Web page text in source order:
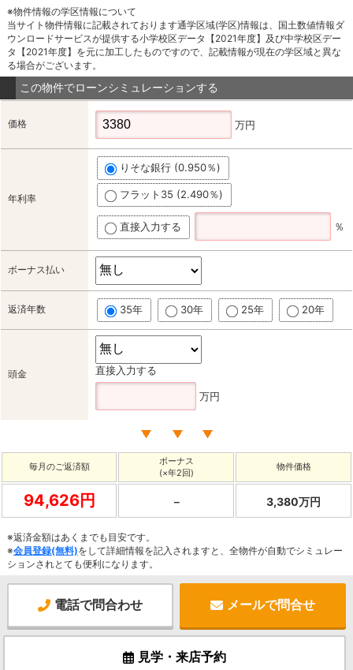
※物件情報の学区情報について
当サイト物件情報に記載されております通学区域(学区)情報は、国土数値情報ダ
ウンロードサービスが提供する小学校区データ【2021年度】及び中学校区デー
タ【2021年度】を元に加工したものですので、記載情報が現在の学区域と異な
る場合がございます。
この物件でローンシミュレーションする
価格 万円
年利率
りそな銀行 (0.950％)
フラット35 (2.490％)
直接入力する ％
ボーナス払い
返済年数 35年 30年 25年 20年
頭金 直接入力する
万円
毎月のご返済額
ボーナス
(×年2回)
物件価格
94,626円 － 3,380万円
※返済金額はあくまでも目安です。
※会員登録(無料)をして詳細情報を記入されますと、全物件が自動でシミュレー
ションされとても便利になります。
電話で問合わせ メールで問合せ
見学・来店予約